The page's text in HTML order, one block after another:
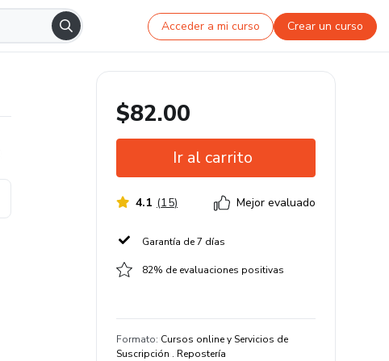
Acceder a mi curso Crear un curso
$82.00
Ir al carrito
4.1 (15) Mejor evaluado
Garantía de 7 días
82% de evaluaciones positivas
Formato: Cursos online y Servicios de
Suscripción . Repostería